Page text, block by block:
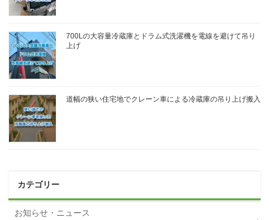
700Lの大容量冷蔵庫とドラム式洗濯機を電線を避けて吊り
上げ
道幅の狭い住宅地でクレーン車による冷蔵庫の吊り上げ搬入
カテゴリー
お知らせ・ニュース